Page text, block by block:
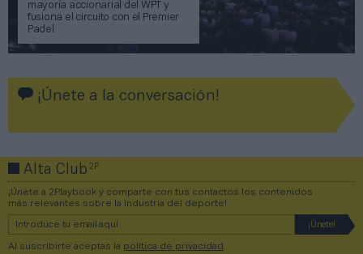
mayoría accionarial del WPT y
fusiona el circuito con el Premier
Padel
¡Únete a la conversación!
Alta Club2P
¡Únete a 2Playbook y comparte con tus contactos los contenidos
más relevantes sobre la industria del deporte!
Al suscribirte aceptas la política de privacidad .